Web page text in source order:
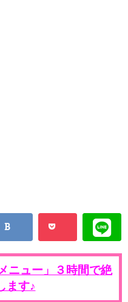
ニュー」３時間で絶
ます♪